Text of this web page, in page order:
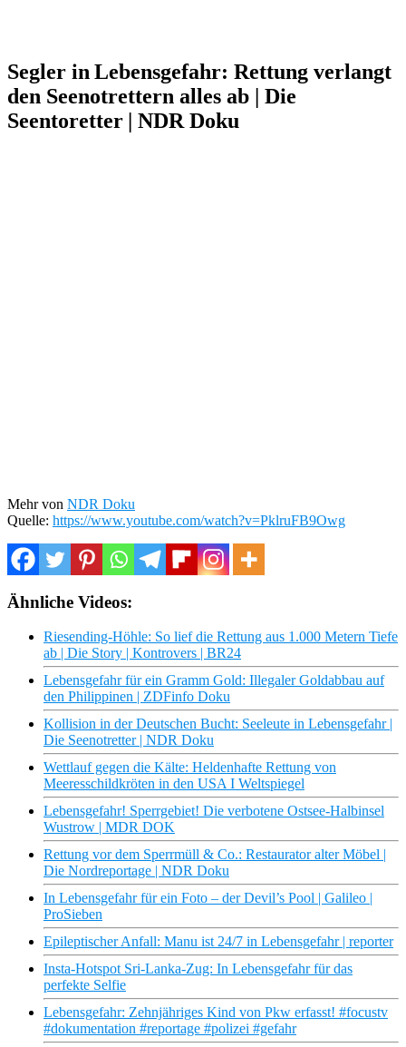
Segler in Lebensgefahr: Rettung verlangt
den Seenotrettern alles ab | Die
Seentoretter | NDR Doku
Mehr von NDR Doku
Quelle: https://www.youtube.com/watch?v=PklruFB9Owg
Ähnliche Videos:
Riesending-Höhle: So lief die Rettung aus 1.000 Metern Tiefe
ab | Die Story | Kontrovers | BR24
Lebensgefahr für ein Gramm Gold: Illegaler Goldabbau auf
den Philippinen | ZDFinfo Doku
Kollision in der Deutschen Bucht: Seeleute in Lebensgefahr |
Die Seenotretter | NDR Doku
Wettlauf gegen die Kälte: Heldenhafte Rettung von
Meeresschildkröten in den USA I Weltspiegel
Lebensgefahr! Sperrgebiet! Die verbotene Ostsee-Halbinsel
Wustrow | MDR DOK
Rettung vor dem Sperrmüll & Co.: Restaurator alter Möbel |
Die Nordreportage | NDR Doku
In Lebensgefahr für ein Foto – der Devil’s Pool | Galileo |
ProSieben
Epileptischer Anfall: Manu ist 24/7 in Lebensgefahr | reporter
Insta-Hotspot Sri-Lanka-Zug: In Lebensgefahr für das
perfekte Selfie
Lebensgefahr: Zehnjähriges Kind von Pkw erfasst! #focustv
#dokumentation #reportage #polizei #gefahr